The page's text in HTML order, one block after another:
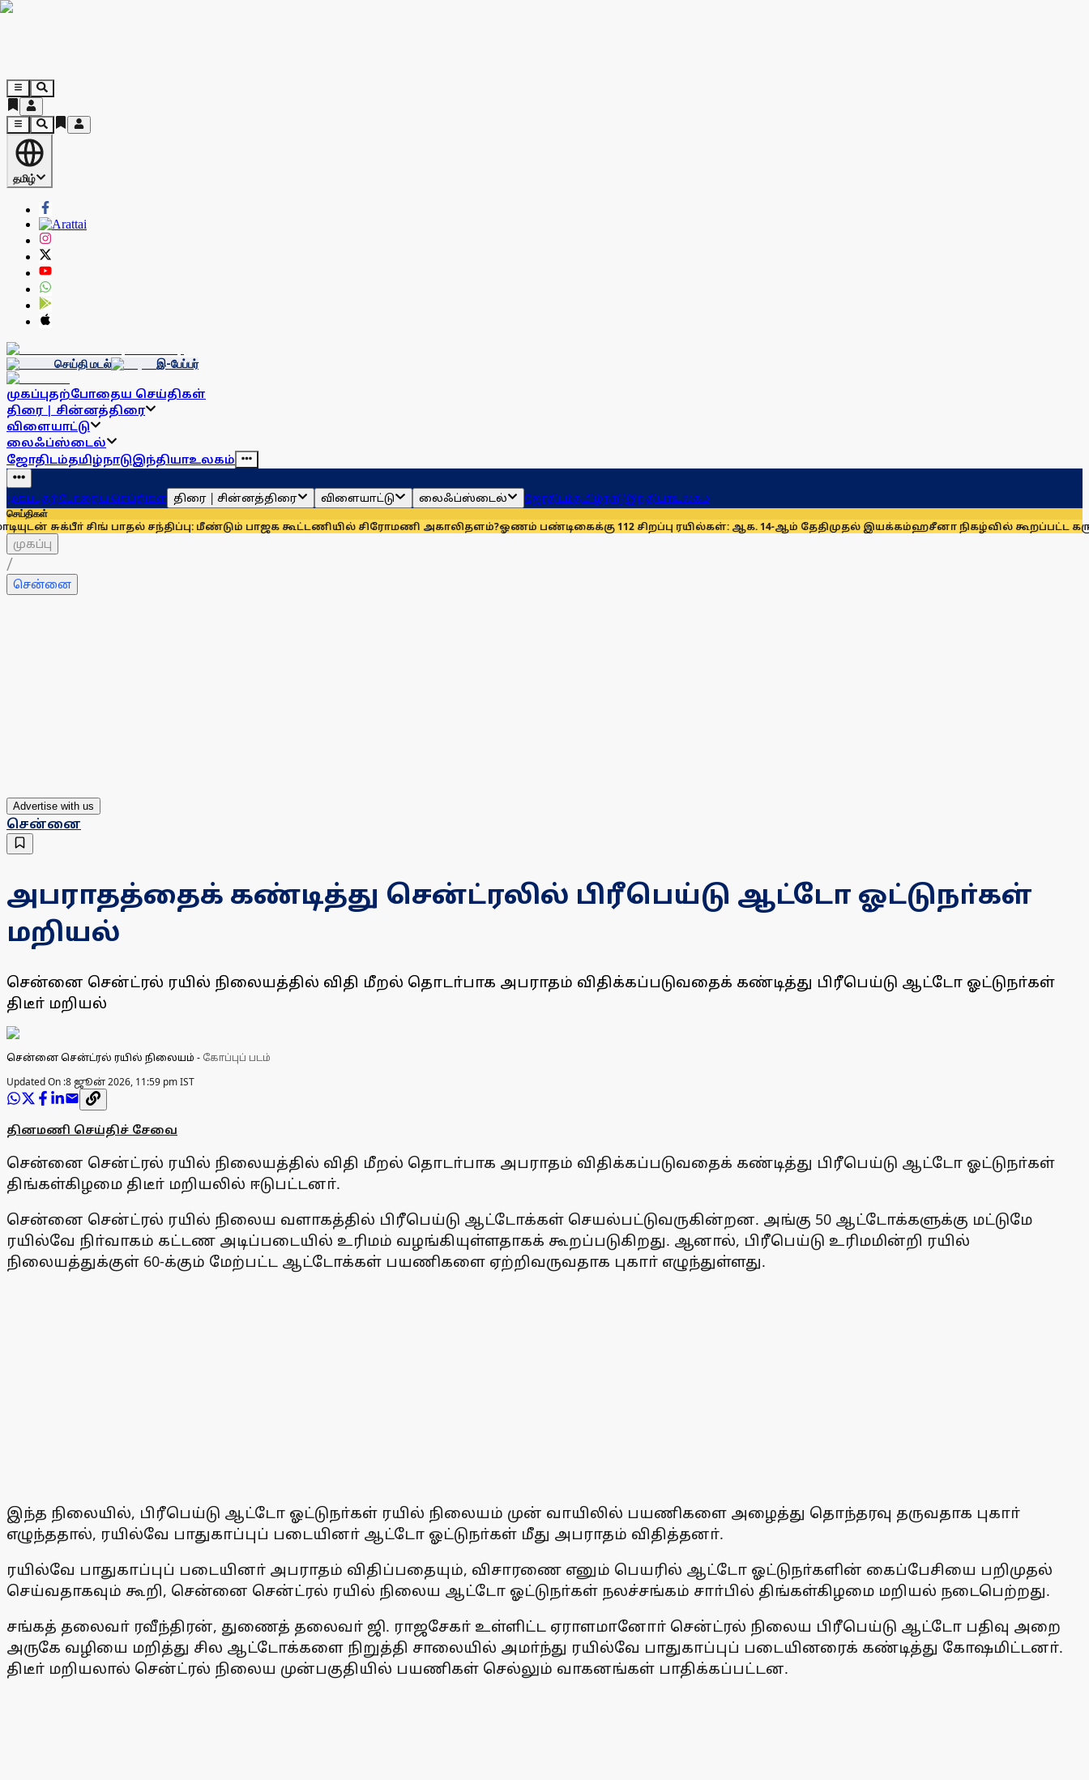
தமிழ்
செய்தி மடல் இ-பேப்பர்
முகப்புதற்போதைய செய்திகள்
திரை | சின்னத்திரை
விளையாட்டு
லைஃப்ஸ்டைல்
ஜோதிடம்தமிழ்நாடுஇந்தியாஉலகம்
முகப்புதற்போதைய செய்திகள் திரை | சின்னத்திரை விளையாட்டு லைஃப்ஸ்டைல் ஜோதிடம்தமிழ்நாடுஇந்தியாஉலகம்
செய்திகள்
சிங் பாதல் சந்திப்பு: மீண்டும் பாஜக கூட்டணியில் சிரோமணி அகாலிதளம்?ஓணம் பண்டிகைக்கு 112 சிறப்பு ரயில்கள்: ஆக. 14-ஆம் தேதிமுதல் இயக்கம்ஹசீனா நிகழ்வில் கூறப்பட்ட கருத்துகளை
முகப்பு
/
சென்னை
Advertise with us
சென்னை
அபராதத்தைக் கண்டித்து சென்ட்ரலில் பிரீபெய்டு ஆட்டோ ஓட்டுநா்கள்
மறியல்
சென்னை சென்ட்ரல் ரயில் நிலையத்தில் விதி மீறல் தொடா்பாக அபராதம் விதிக்கப்படுவதைக் கண்டித்து பிரீபெய்டு ஆட்டோ ஓட்டுநா்கள்
திடீா் மறியல்
சென்னை சென்ட்ரல் ரயில் நிலையம் - கோப்புப் படம்
Updated On :8 ஜூன் 2026, 11:59 pm IST
தினமணி செய்திச் சேவை
சென்னை சென்ட்ரல் ரயில் நிலையத்தில் விதி மீறல் தொடா்பாக அபராதம் விதிக்கப்படுவதைக் கண்டித்து பிரீபெய்டு ஆட்டோ ஓட்டுநா்கள்
திங்கள்கிழமை திடீா் மறியலில் ஈடுபட்டனா்.
சென்னை சென்ட்ரல் ரயில் நிலைய வளாகத்தில் பிரீபெய்டு ஆட்டோக்கள் செயல்பட்டுவருகின்றன. அங்கு 50 ஆட்டோக்களுக்கு மட்டுமே
ரயில்வே நிா்வாகம் கட்டண அடிப்படையில் உரிமம் வழங்கியுள்ளதாகக் கூறப்படுகிறது. ஆனால், பிரீபெய்டு உரிமமின்றி ரயில்
நிலையத்துக்குள் 60-க்கும் மேற்பட்ட ஆட்டோக்கள் பயணிகளை ஏற்றிவருவதாக புகாா் எழுந்துள்ளது.
இந்த நிலையில், பிரீபெய்டு ஆட்டோ ஓட்டுநா்கள் ரயில் நிலையம் முன் வாயிலில் பயணிகளை அழைத்து தொந்தரவு தருவதாக புகாா்
எழுந்ததால், ரயில்வே பாதுகாப்புப் படையினா் ஆட்டோ ஓட்டுநா்கள் மீது அபராதம் விதித்தனா்.
ரயில்வே பாதுகாப்புப் படையினா் அபராதம் விதிப்பதையும், விசாரணை எனும் பெயரில் ஆட்டோ ஓட்டுநா்களின் கைப்பேசியை பறிமுதல்
செய்வதாகவும் கூறி, சென்னை சென்ட்ரல் ரயில் நிலைய ஆட்டோ ஓட்டுநா்கள் நலச்சங்கம் சாா்பில் திங்கள்கிழமை மறியல் நடைபெற்றது.
சங்கத் தலைவா் ரவீந்திரன், துணைத் தலைவா் ஜி. ராஜசேகா் உள்ளிட்ட ஏராளமானோா் சென்ட்ரல் நிலைய பிரீபெய்டு ஆட்டோ பதிவு அறை
அருகே வழியை மறித்து சில ஆட்டோக்களை நிறுத்தி சாலையில் அமா்ந்து ரயில்வே பாதுகாப்புப் படையினரைக் கண்டித்து கோஷமிட்டனா்.
திடீா் மறியலால் சென்ட்ரல் நிலைய முன்பகுதியில் பயணிகள் செல்லும் வாகனங்கள் பாதிக்கப்பட்டன.